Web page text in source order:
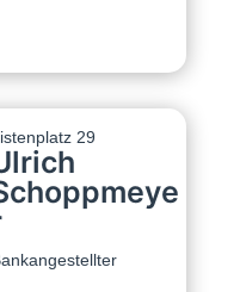
29